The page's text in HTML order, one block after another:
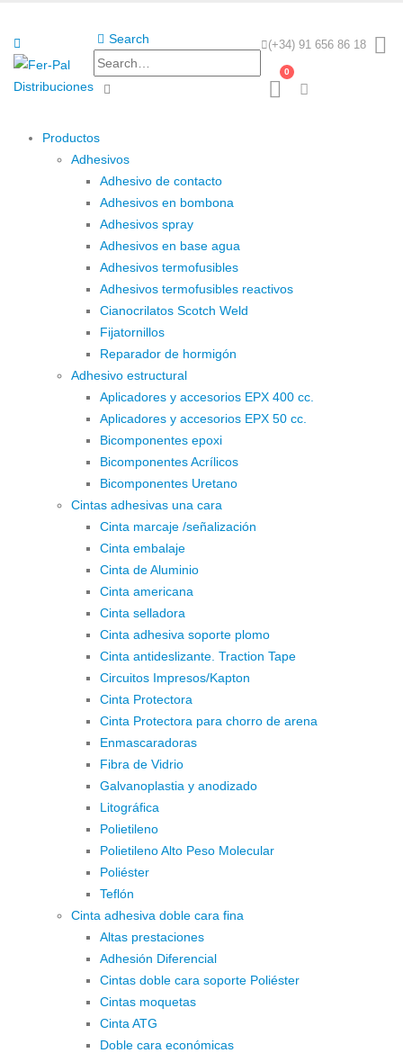
Search (+34) 91 656 86 18
0
Productos
Adhesivos
Adhesivo de contacto
Adhesivos en bombona
Adhesivos spray
Adhesivos en base agua
Adhesivos termofusibles
Adhesivos termofusibles reactivos
Cianocrilatos Scotch Weld
Fijatornillos
Reparador de hormigón
Adhesivo estructural
Aplicadores y accesorios EPX 400 cc.
Aplicadores y accesorios EPX 50 cc.
Bicomponentes epoxi
Bicomponentes Acrílicos
Bicomponentes Uretano
Cintas adhesivas una cara
Cinta marcaje /señalización
Cinta embalaje
Cinta de Aluminio
Cinta americana
Cinta selladora
Cinta adhesiva soporte plomo
Cinta antideslizante. Traction Tape
Circuitos Impresos/Kapton
Cinta Protectora
Cinta Protectora para chorro de arena
Enmascaradoras
Fibra de Vidrio
Galvanoplastia y anodizado
Litográfica
Polietileno
Polietileno Alto Peso Molecular
Poliéster
Teflón
Cinta adhesiva doble cara fina
Altas prestaciones
Adhesión Diferencial
Cintas doble cara soporte Poliéster
Cintas moquetas
Cinta ATG
Doble cara económicas